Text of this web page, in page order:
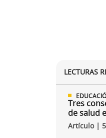
LECTURAS
Tres
de salud
Artículo |